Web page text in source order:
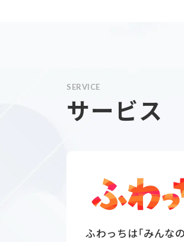
SERVICE
サービス
ふわっちは「みんな